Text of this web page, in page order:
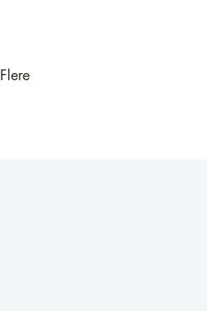
Flere